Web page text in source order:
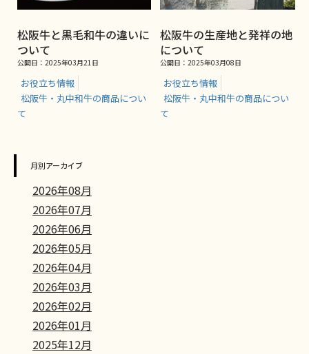
松阪牛と黒毛和牛の違いに
ついて
公開日：2025年03月21日
お役立ち情報
松阪牛・丸中和牛の商品につい
て
松阪牛の生産地と発祥の地
について
公開日：2025年03月08日
お役立ち情報
松阪牛・丸中和牛の商品につい
て
月別アーカイブ
2026年08月
2026年07月
2026年06月
2026年05月
2026年04月
2026年03月
2026年02月
2026年01月
2025年12月